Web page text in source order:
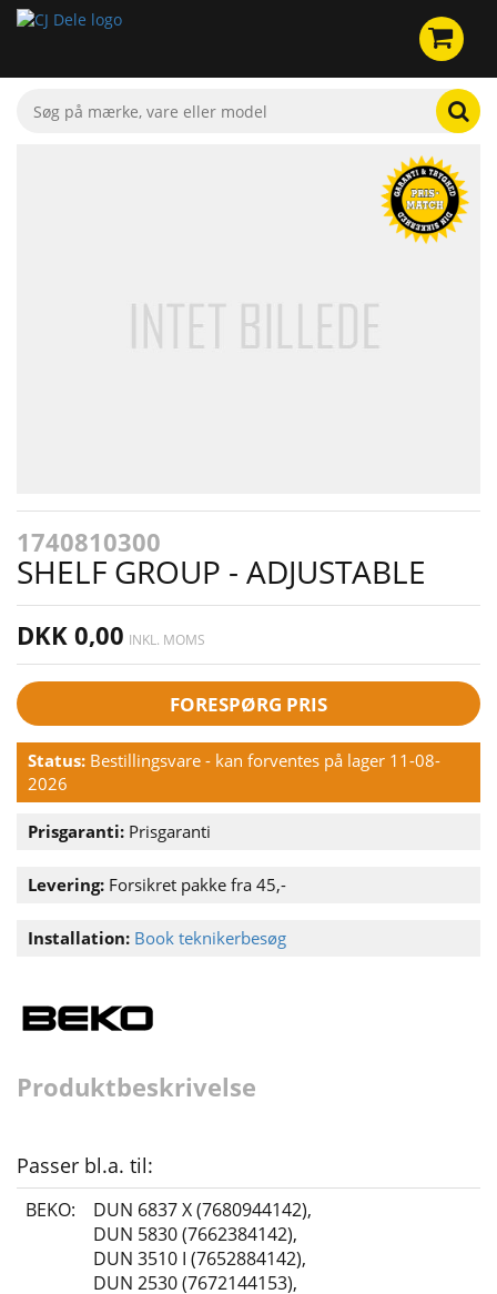
1740810300
SHELF GROUP - ADJUSTABLE
DKK 0,00 INKL. MOMS
FORESPØRG PRIS
Status: Bestillingsvare - kan forventes på lager 11-08-
2026
Prisgaranti: Prisgaranti
Levering: Forsikret pakke fra 45,-
Installation: Book teknikerbesøg
Produktbeskrivelse
Passer bl.a. til:
BEKO: DUN 6837 X (7680944142),
DUN 5830 (7662384142),
DUN 3510 I (7652884142),
DUN 2530 (7672144153),